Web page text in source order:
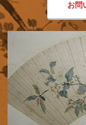
お問